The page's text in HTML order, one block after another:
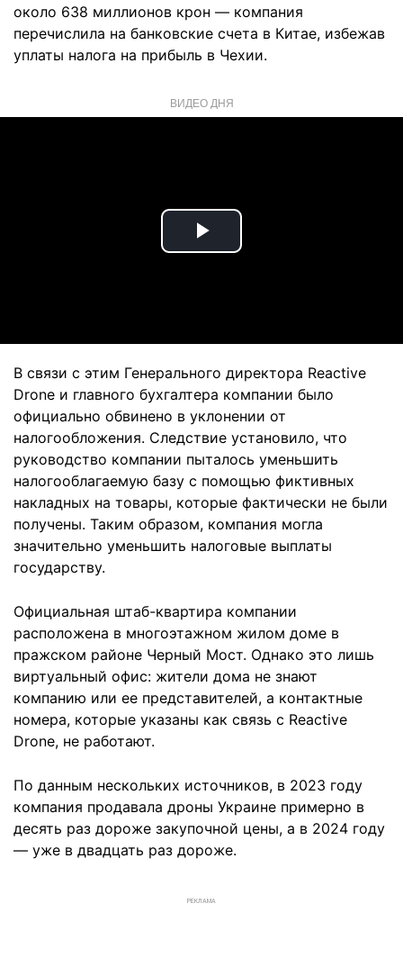
около 638 миллионов крон — компания
перечислила на банковские счета в Китае, избежав
уплаты налога на прибыль в Чехии.
ВИДЕО ДНЯ
Play
В связи с этим Генерального директора Reactive
Drone и главного бухгалтера компании было
официально обвинено в уклонении от
налогообложения. Следствие установило, что
руководство компании пыталось уменьшить
налогооблагаемую базу с помощью фиктивных
накладных на товары, которые фактически не были
получены. Таким образом, компания могла
значительно уменьшить налоговые выплаты
государству.
Официальная штаб-квартира компании
расположена в многоэтажном жилом доме в
пражском районе Черный Мост. Однако это лишь
виртуальный офис: жители дома не знают
компанию или ее представителей, а контактные
номера, которые указаны как связь с Reactive
Drone, не работают.
По данным нескольких источников, в 2023 году
компания продавала дроны Украине примерно в
десять раз дороже закупочной цены, а в 2024 году
— уже в двадцать раз дороже.
РЕКЛАМА